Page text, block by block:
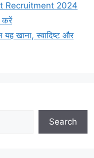
Recruitment 2024
करें
खाना, स्वादिष्ट और
Search